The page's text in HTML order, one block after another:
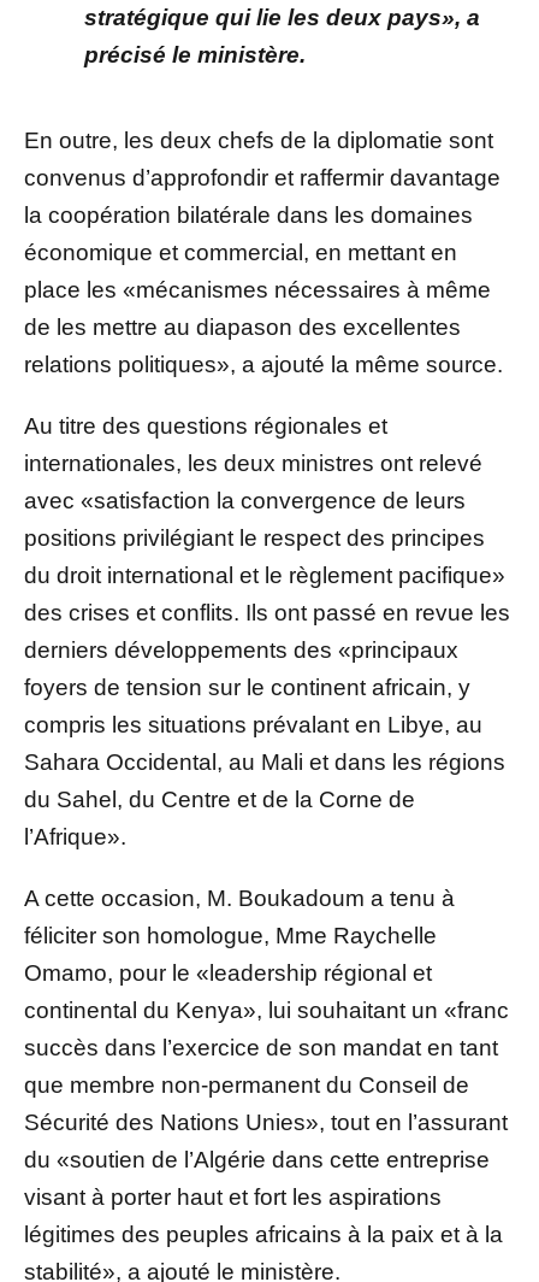
stratégique qui lie les deux pays», a
précisé le ministère.
En outre, les deux chefs de la diplomatie sont
convenus d’approfondir et raffermir davantage
la coopération bilatérale dans les domaines
économique et commercial, en mettant en
place les «mécanismes nécessaires à même
de les mettre au diapason des excellentes
relations politiques», a ajouté la même source.
Au titre des questions régionales et
internationales, les deux ministres ont relevé
avec «satisfaction la convergence de leurs
positions privilégiant le respect des principes
du droit international et le règlement pacifique»
des crises et conflits. Ils ont passé en revue les
derniers développements des «principaux
foyers de tension sur le continent africain, y
compris les situations prévalant en Libye, au
Sahara Occidental, au Mali et dans les régions
du Sahel, du Centre et de la Corne de
l’Afrique».
A cette occasion, M. Boukadoum a tenu à
féliciter son homologue, Mme Raychelle
Omamo, pour le «leadership régional et
continental du Kenya», lui souhaitant un «franc
succès dans l’exercice de son mandat en tant
que membre non-permanent du Conseil de
Sécurité des Nations Unies», tout en l’assurant
du «soutien de l’Algérie dans cette entreprise
visant à porter haut et fort les aspirations
légitimes des peuples africains à la paix et à la
stabilité», a ajouté le ministère.